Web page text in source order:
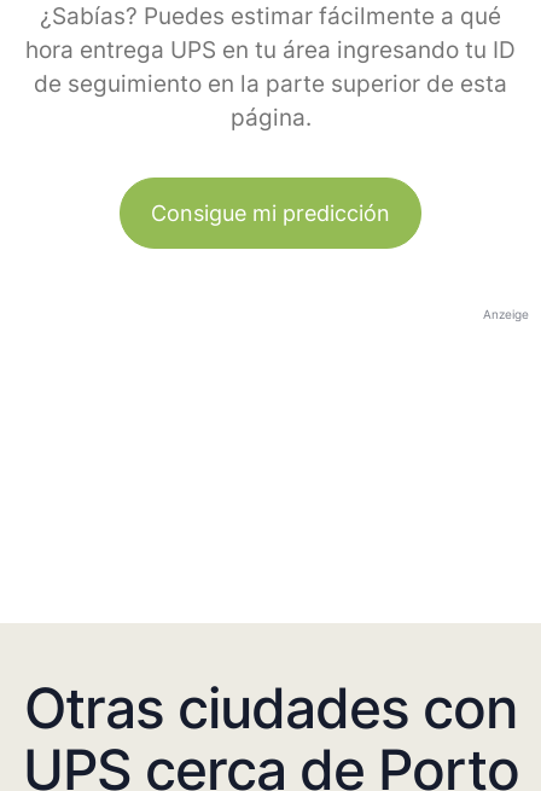
¿Sabías? Puedes estimar fácilmente a qué
hora entrega UPS en tu área ingresando tu ID
de seguimiento en la parte superior de esta
página.
Consigue mi predicción
Anzeige
Otras ciudades con
UPS cerca de Porto